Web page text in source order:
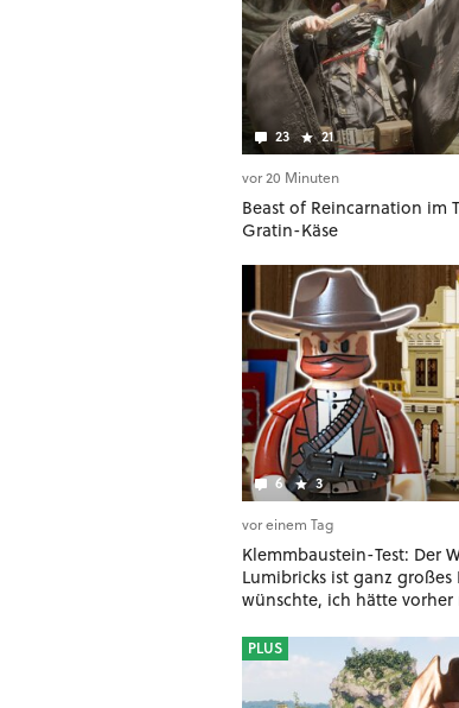
23 21
vor 20 Minuten
Beast of Reincarnation im
Gratin-Käse
6 3
vor einem Tag
Klemmbaustein-Test: Der
Lumibricks ist ganz
wünschte, ich hätte
PLUS